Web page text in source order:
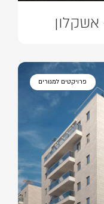
פרויקטים למגורים